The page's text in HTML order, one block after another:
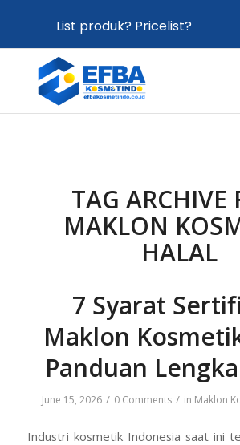
TAG ARCHIVE
MAKLON
HALAL
7 Syarat
Maklon
Panduan
June 15, 2026 / 0 Comments / in Maklon
Industri kosmetik Indonesia saat ini
List produk? Pricelist?